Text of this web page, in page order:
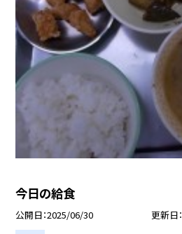
今日の給食
公開日 2025/06/30 更新日